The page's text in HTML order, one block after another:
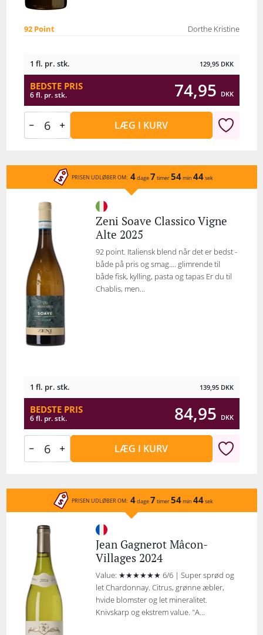
92 Point Dorthe Kristine
1 fl. pr. stk. 129,95 DKK
BEDSTE PRIS
6 fl. pr. stk. 74,95 DKK
LÆG I KURV
PRISEN UDLØBER OM: 4dage7 timer54min 44sek
Zeni Soave Classico Vigne
Alte 2025
92 point. Italiensk blend når det er bedst -
både på pris og smag.... glimrende til
både fisk, kylling, pasta og tapas Er du til
Chablis, men...
1 fl. pr. stk. 139,95 DKK
BEDSTE PRIS
6 fl. pr. stk. 84,95 DKK
LÆG I KURV
PRISEN UDLØBER OM: 4dage7 timer54min 44sek
Jean Gagnerot Mâcon-
Villages 2024
Value: ★★★★★★ 6/6 | Super sprød og
let Chardonnay. Citrus, grønne æbler,
hvide blomster og let mineralitet.
Knivskarp og ekstrem value. "A...